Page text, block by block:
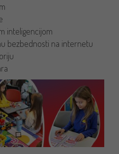
inteligencijom
bezbednosti na internetu